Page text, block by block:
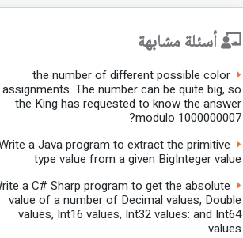
أسئلة مشابهة
the number of different possible color
assignments. The number can be quite big, so
the King has requested to know the answer
modulo 1000000007?
a Java program to extract the primitive
type value from a given BigInteger value
a C# Sharp program to get the absolute
value of a number of Decimal values, Double
values, Int16 values, Int32 values: and Int64
values